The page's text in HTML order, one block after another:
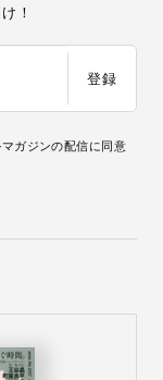
！
登録
ガジンの配信に同意